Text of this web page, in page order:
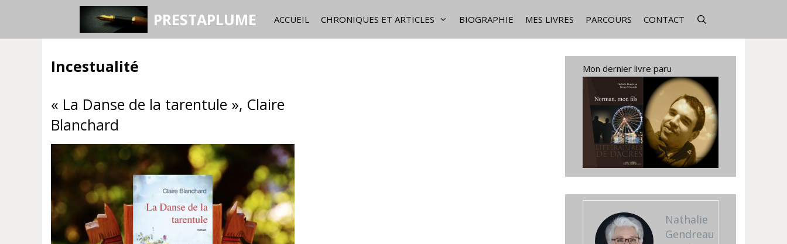
PRESTAPLUME ACCUEIL CHRONIQUES ET ARTICLES BIOGRAPHIE MES LIVRES PARCOURS CONTACT
Incestualité
« La Danse de la tarentule », Claire
Blanchard
Mon dernier livre paru
Nathalie
Gendreau